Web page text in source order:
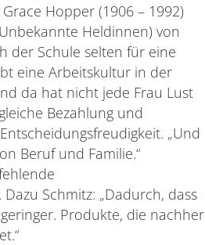
Hopper (1906 – 1992)
Heldinnen) von
der Schule selten für eine
eine Arbeitskultur in der
da hat nicht jede Frau Lust
Bezahlung und
„Und
Beruf und Familie.“
Schmitz: „Dadurch, dass
Produkte, die nachher